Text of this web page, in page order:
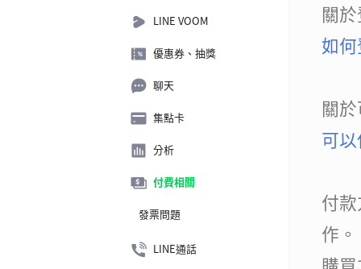
LINE VOOM
優惠券、抽獎
聊天
集點卡
分析
付費相關
發票問題
LINE通話
關
如
關
可
付
作。